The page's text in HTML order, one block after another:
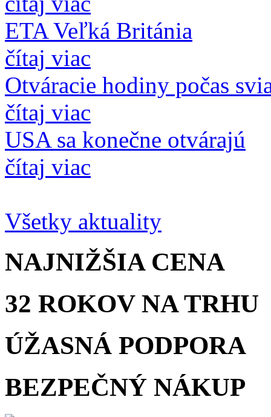
ETA Veľká Británia
čítaj viac
Otváracie hodiny počas
čítaj viac
USA sa konečne otvárajú
čítaj viac
Všetky aktuality
NAJNIŽŠIA CENA
32 ROKOV NA TRHU
ÚŽASNÁ PODPORA
BEZPEČNÝ NÁKUP